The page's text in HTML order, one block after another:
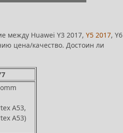
между Huawei Y3 2017, Y5 2017, Y6
цена/качество. Достоин ли
A53,
A53)